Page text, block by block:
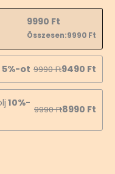
9990 Ft
Összesen:9990 Ft
5%-ot 9990Ft9490 Ft
10%-
9990Ft8990 Ft